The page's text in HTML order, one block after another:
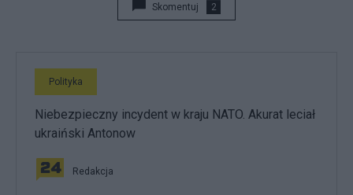
Skomentuj 2
Polityka
Niebezpieczny incydent w kraju NATO. Akurat leciał
ukraiński Antonow
Redakcja